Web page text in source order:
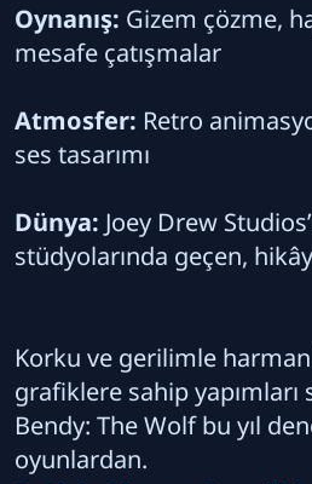
Oynanış: Gizem çözme,
mesafe çatışmalar
Atmosfer: Retro
ses tasarımı
Dünya: Joey Drew
stüdyolarında geçen,
Korku ve gerilimle
grafiklere sahip yapımları
Bendy: The Wolf bu yıl
oyunlardan.